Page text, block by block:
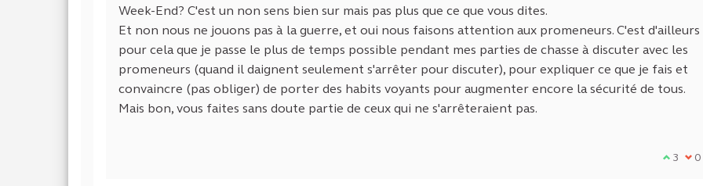
Week-End? C'est un non sens bien sur mais pas plus que ce que vous dites.
Et non nous ne jouons pas à la guerre, et oui nous faisons attention aux promeneurs. C'est d'ailleurs
pour cela que je passe le plus de temps possible pendant mes parties de chasse à discuter avec les
promeneurs (quand il daignent seulement s'arrêter pour discuter), pour expliquer ce que je fais et
convaincre (pas obliger) de porter des habits voyants pour augmenter encore la sécurité de tous.
Mais bon, vous faites sans doute partie de ceux qui ne s'arrêteraient pas.
Je suis
3 Je0